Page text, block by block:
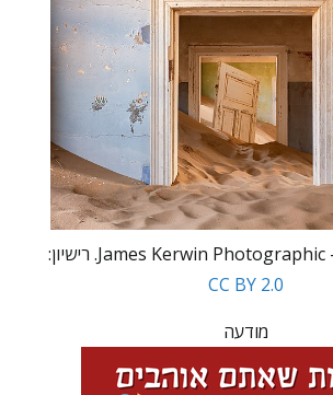
CC BY 2.0
מודעה